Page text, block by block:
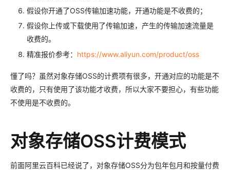
假设你开通了OSS传输加速功能，开通功能是不收费的；
假设你上传或下载使用了传输加速，产生的传输加速流量是
收费的。
精准报价参考： https://www.aliyun.com/product/oss
懂了吗？虽然对象存储OSS的计费项有很多，开通对应的功能是不
收费的，只有使用了该功能才收费，所以大家不要担心，有些功能
不使用是不收费的。
对象存储OSS计费模式
前面阿里云百科已经说了，对象存储OSS分为包年包月和按量付费